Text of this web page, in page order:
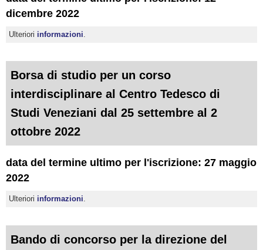
dicembre 2022
Ulteriori informazioni
Borsa di studio per un corso
interdisciplinare al Centro Tedesco di
Studi Veneziani dal 25 settembre al 2
ottobre 2022
data del termine ultimo per l'iscrizione: 27 maggio
2022
Ulteriori informazioni.
Bando di concorso per la direzione del